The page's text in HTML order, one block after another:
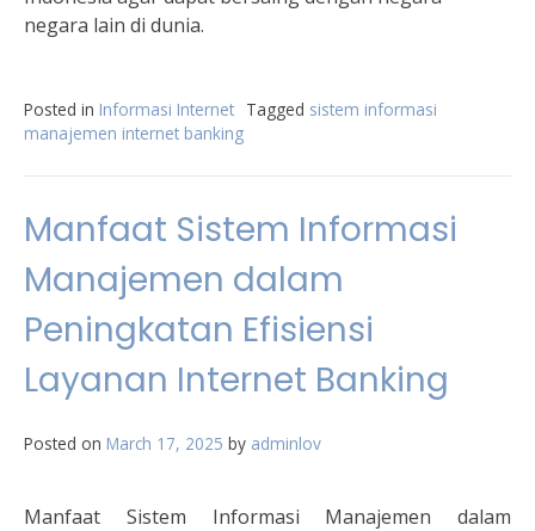
negara lain di dunia.
Posted in Informasi Internet Tagged sistem informasi
manajemen internet banking
Manfaat Sistem Informasi
Manajemen dalam
Peningkatan Efisiensi
Layanan Internet Banking
Posted on March 17, 2025 by adminlov
Manfaat Sistem Informasi Manajemen dalam